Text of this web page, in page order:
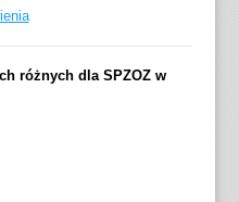
różnych dla SPZOZ w